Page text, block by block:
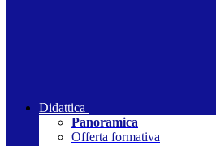
Didattica
Panoramica
Offerta formativa